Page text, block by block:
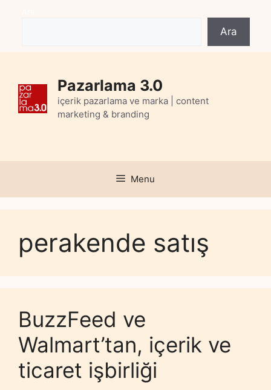
Ara
Pazarlama 3.0
içerik pazarlama ve marka | content
marketing & branding
Menu
perakende satış
BuzzFeed ve
Walmart’tan, içerik ve
ticaret işbirliği